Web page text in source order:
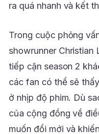
ra quá nhanh và kết
Trong cuộc phỏng
showrunner Christian
tiếp cận season 2
các fan có thể sẽ
ở nhịp độ phim. Dù
của cộng đồng về
muốn đổi mới và